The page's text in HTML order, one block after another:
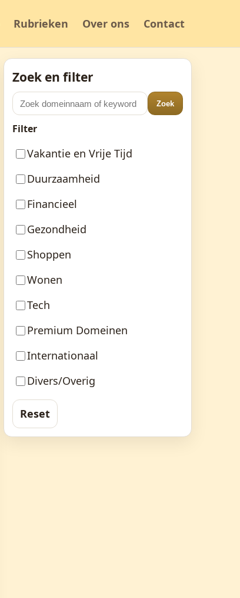
Rubrieken Over ons Contact
Zoek en filter
Zoek
Filter
Vakantie en Vrije Tijd
Duurzaamheid
Financieel
Gezondheid
Shoppen
Wonen
Tech
Premium Domeinen
Internationaal
Divers/Overig
Reset